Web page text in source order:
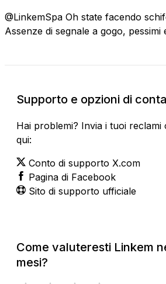
@LinkemSpa Oh state facendo
Assenze di segnale a gogo, pessimi
Supporto e opzioni di
Hai problemi? Invia i tuoi
qui:
Conto di supporto X.com
Pagina di Facebook
Sito di supporto ufficiale
Come valuteresti Linkem
mesi?